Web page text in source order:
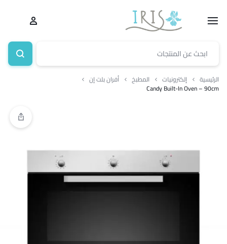
الرئيسية إلكترونيات المطبخ أفران بلت إن
Candy Built-In Oven – 90cm